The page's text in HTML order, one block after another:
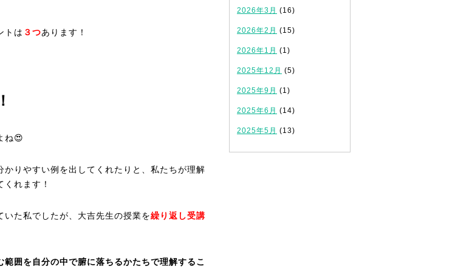
トは ３つあります！
ね😍
かりやすい例を出してくれたりと、私たちが理解
れます！
いた私でしたが、大吉先生の授業を繰り返し受講
囲を自分の中で腑に落ちるかたちで理解するこ
2026年3月 (16)
2026年2月 (15)
2026年1月 (1)
2025年12月 (5)
2025年9月 (1)
2025年6月 (14)
2025年5月 (13)